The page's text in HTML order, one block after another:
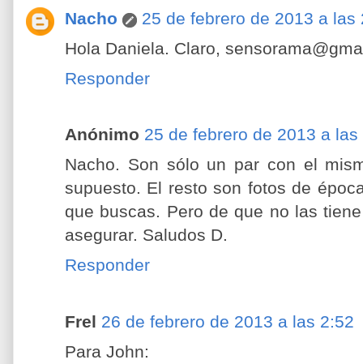
Nacho
25 de febrero de 2013 a las
Hola Daniela. Claro,
Responder
Anónimo 25 de febrero de 2013 a las
Nacho. Son sólo un par con el
supuesto. El resto son fotos de
que buscas. Pero de que no las
asegurar. Saludos D.
Responder
Frel 26 de febrero de 2013 a las 2:52
Para John: